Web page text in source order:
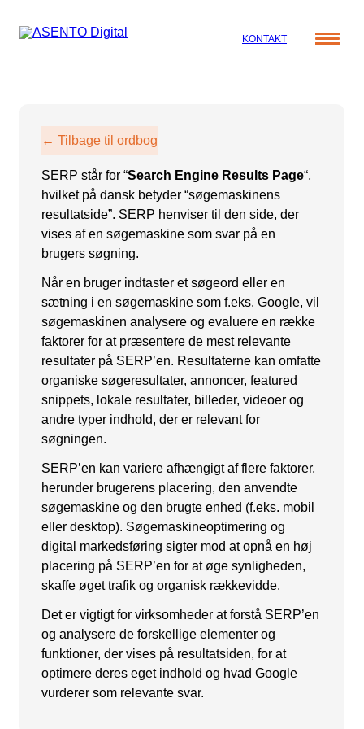
KONTAKT
ORGANIC SEARCH
SEO
GEO
Programmatic SEO
FÅ KORTLAGT DIN AI SYNLIGHED
PAID SOCIAL
Meta annoncering
Snapchat annoncering
LinkedIn annoncering
Pinterest annoncering
TikTok annoncering
PAID SEARCH
Google Ads
Display annoncering
YouTube annoncering
Google shopping
Bing Ads
Viden
Blog
Webinar
Whitepapers
Mød teamet
Karriere
Nyhedsbrev
← Tilbage til ordbog
SERP står for “Search Engine Results Page“,
hvilket på dansk betyder “søgemaskinens
resultatside”. SERP henviser til den side, der
vises af en søgemaskine som svar på en
brugers søgning.
Når en bruger indtaster et søgeord eller en
sætning i en søgemaskine som f.eks. Google, vil
søgemaskinen analysere og evaluere en række
faktorer for at præsentere de mest relevante
resultater på SERP’en. Resultaterne kan omfatte
organiske søgeresultater, annoncer, featured
snippets, lokale resultater, billeder, videoer og
andre typer indhold, der er relevant for
søgningen.
SERP’en kan variere afhængigt af flere faktorer,
herunder brugerens placering, den anvendte
søgemaskine og den brugte enhed (f.eks. mobil
eller desktop). Søgemaskineoptimering og
digital markedsføring sigter mod at opnå en høj
placering på SERP’en for at øge synligheden,
skaffe øget trafik og organisk rækkevidde.
Det er vigtigt for virksomheder at forstå SERP’en
og analysere de forskellige elementer og
funktioner, der vises på resultatsiden, for at
optimere deres eget indhold og hvad Google
vurderer som relevante svar.